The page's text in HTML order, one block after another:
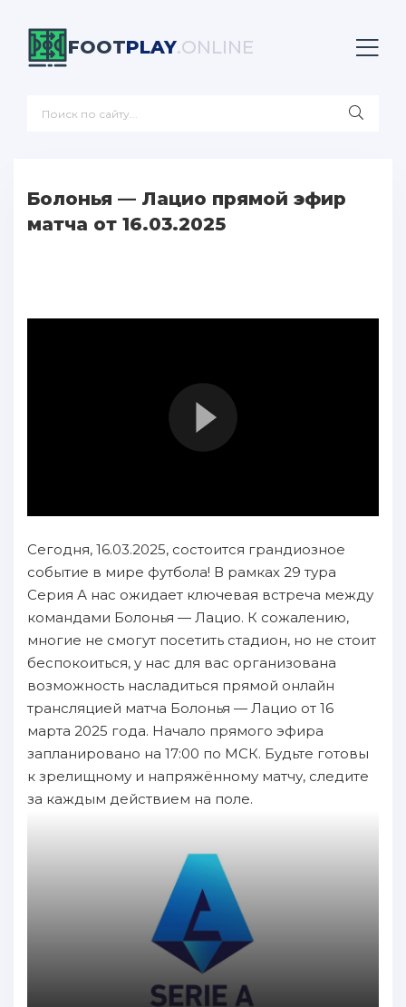
FOOTPLAY.ONLINE
Болонья — Лацио прямой эфир
матча от 16.03.2025
Сегодня, 16.03.2025, состоится грандиозное
событие в мире футбола! В рамках 29 тура
Серия А нас ожидает ключевая встреча между
командами Болонья — Лацио. К сожалению,
многие не смогут посетить стадион, но не стоит
беспокоиться, у нас для вас организована
возможность насладиться прямой онлайн
трансляцией матча Болонья — Лацио от 16
марта 2025 года. Начало прямого эфира
запланировано на 17:00 по МСК. Будьте готовы
к зрелищному и напряжённому матчу, следите
за каждым действием на поле.